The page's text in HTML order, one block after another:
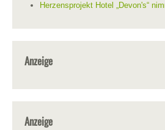
Herzensprojekt Hotel „Devon's“
Anzeige
Anzeige